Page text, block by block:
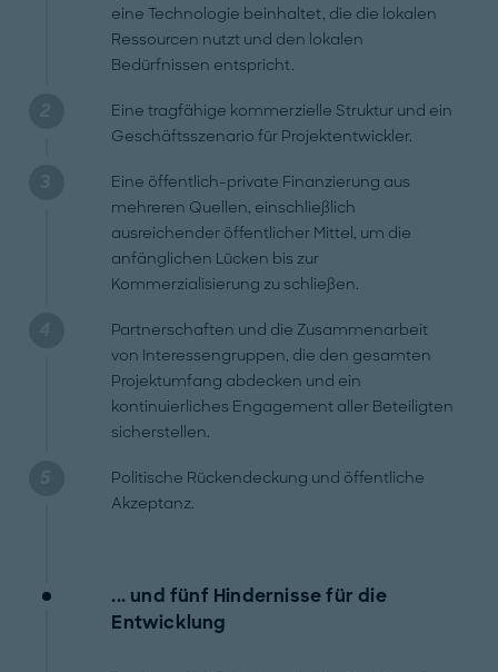
eine Technologie beinhaltet, die die lokalen
Ressourcen nutzt und den lokalen
Bedürfnissen entspricht.
Eine tragfähige kommerzielle Struktur und ein
Geschäftsszenario für Projektentwickler.
Eine öffentlich-private Finanzierung aus
mehreren Quellen, einschließlich
ausreichender öffentlicher Mittel, um die
anfänglichen Lücken bis zur
Kommerzialisierung zu schließen.
Partnerschaften und die Zusammenarbeit
von Interessengruppen, die den gesamten
Projektumfang abdecken und ein
kontinuierliches Engagement aller Beteiligten
sicherstellen.
Politische Rückendeckung und öffentliche
Akzeptanz.
... und fünf Hindernisse für die
Entwicklung